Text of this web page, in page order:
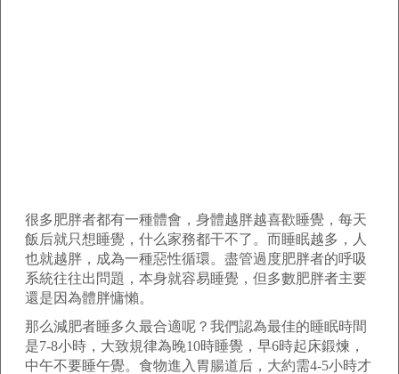
很多肥胖者都有一種體會，身體越胖越喜歡睡覺，每天
飯后就只想睡覺，什么家務都干不了。而睡眠越多，人
也就越胖，成為一種惡性循環。盡管過度肥胖者的呼吸
系統往往出問題，本身就容易睡覺，但多數肥胖者主要
還是因為體胖慵懶。
那么減肥者睡多久最合適呢？我們認為最佳的睡眠時間
是7-8小時，大致規律為晚10時睡覺，早6時起床鍛煉，
中午不要睡午覺。食物進入胃腸道后，大約需4-5小時才